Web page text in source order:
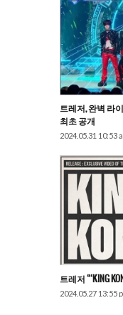
트레저, 완벽 라이
최초 공개
2024.05.31 10:53
트레저 “‘KING
2024.05.27 13:55